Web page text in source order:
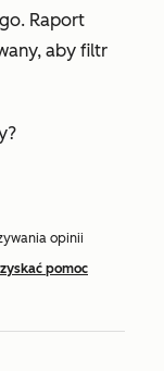
Raport
aby filtr
opinii
pomoc